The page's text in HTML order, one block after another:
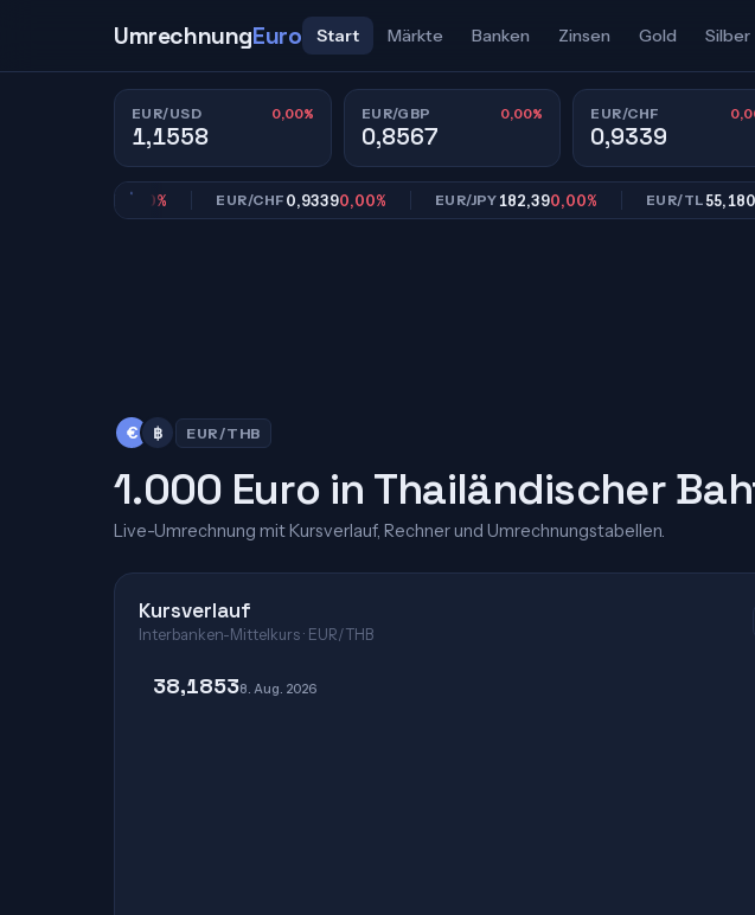
UmrechnungEuro Start Märkte Banken Zinsen Gold Silber
EUR/USD 0,00%
1,1558
EUR/GBP 0,00%
0,8567
EUR/CHF
0,9339
EUR/CHF0,93390,00% EUR/JPY 182,390,00% EUR/TL55,1808
€ ฿ EUR/THB
1.000 Euro in Thailändischer
Live-Umrechnung mit Kursverlauf, Rechner und Umrechnungstabellen.
Kursverlauf
Interbanken-Mittelkurs · EUR/THB
38,18538. Aug. 2026